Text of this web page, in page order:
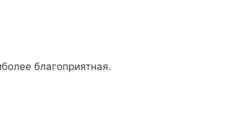
благоприятная.